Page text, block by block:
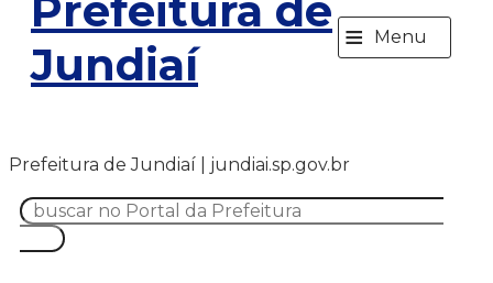
Jundiaí
≡ Menu
Prefeitura de Jundiaí | jundiai.sp.gov.br